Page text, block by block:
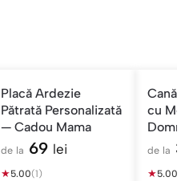
Placă Ardezie
Pătrată Personalizată
— Cadou Mama
de la 69 lei
★5.00(1)
Cană
cu
de la
★5.00